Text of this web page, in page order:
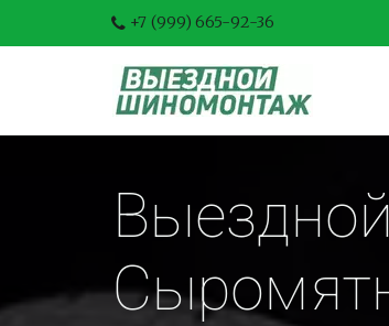
+7 (999) 665-92-36